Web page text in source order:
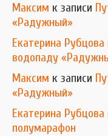
Максим к записи
«Радужный»
Екатерина Рубцова
водопаду
Максим к записи
«Радужный»
Екатерина Рубцова
полумарафон